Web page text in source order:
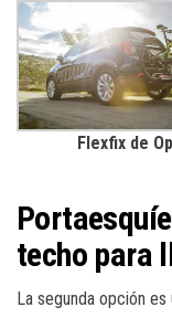
Flexfix de
techo para
La segunda opción